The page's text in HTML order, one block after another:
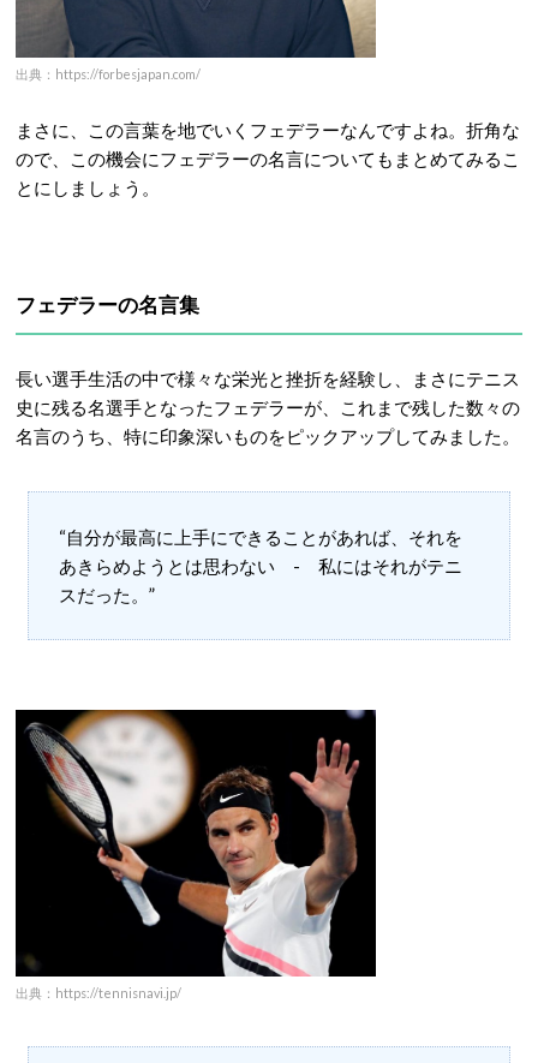
出典：https://forbesjapan.com/
まさに、この言葉を地でいくフェデラーなんですよね。折角な
ので、この機会にフェデラーの名言についてもまとめてみるこ
とにしましょう。
フェデラーの名言集
長い選手生活の中で様々な栄光と挫折を経験し、まさにテニス
史に残る名選手となったフェデラーが、これまで残した数々の
名言のうち、特に印象深いものをピックアップしてみました。
“自分が最高に上手にできることがあれば、それを
あきらめようとは思わない - 私にはそれがテニ
スだった。”
出典：https://tennisnavi.jp/